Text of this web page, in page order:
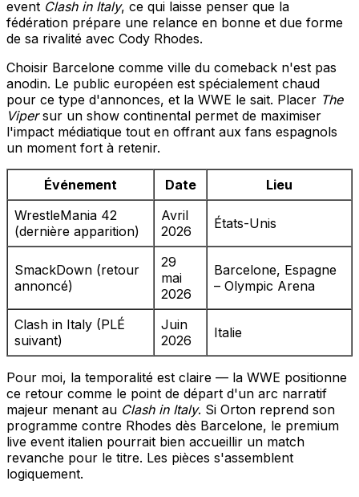
event Clash in Italy, ce qui laisse penser que la
fédération prépare une relance en bonne et due forme
de sa rivalité avec Cody Rhodes.
Choisir Barcelone comme ville du comeback n'est pas
anodin. Le public européen est spécialement chaud
pour ce type d'annonces, et la WWE le sait. Placer The
Vipersur un show continental permet de maximiser
l'impact médiatique tout en offrant aux fans espagnols
un moment fort à retenir.
Événement Date
Lieu
WrestleMania 42
(dernière apparition)
Avril
2026
États-Unis
SmackDown (retour
annoncé)
29
mai
2026
Barcelone, Espagne
– Olympic Arena
Clash in Italy (PLÉ
suivant)
Juin
2026
Italie
Pour moi, la temporalité est claire — la WWE positionne
ce retour comme le point de départ d'un arc narratif
majeur menant au Clash in Italy. Si Orton reprend son
programme contre Rhodes dès Barcelone, le premium
live event italien pourrait bien accueillir un match
revanche pour le titre. Les pièces s'assemblent
logiquement.